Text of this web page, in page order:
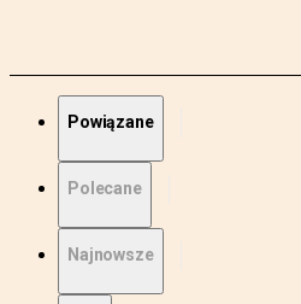
Powiązane
Polecane
Najnowsze